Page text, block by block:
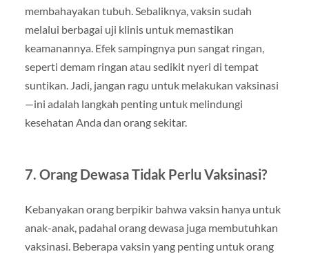
membahayakan tubuh. Sebaliknya, vaksin sudah
melalui berbagai uji klinis untuk memastikan
keamanannya. Efek sampingnya pun sangat ringan,
seperti demam ringan atau sedikit nyeri di tempat
suntikan. Jadi, jangan ragu untuk melakukan vaksinasi
—ini adalah langkah penting untuk melindungi
kesehatan Anda dan orang sekitar.
7. Orang Dewasa Tidak Perlu Vaksinasi?
Kebanyakan orang berpikir bahwa vaksin hanya untuk
anak-anak, padahal orang dewasa juga membutuhkan
vaksinasi. Beberapa vaksin yang penting untuk orang